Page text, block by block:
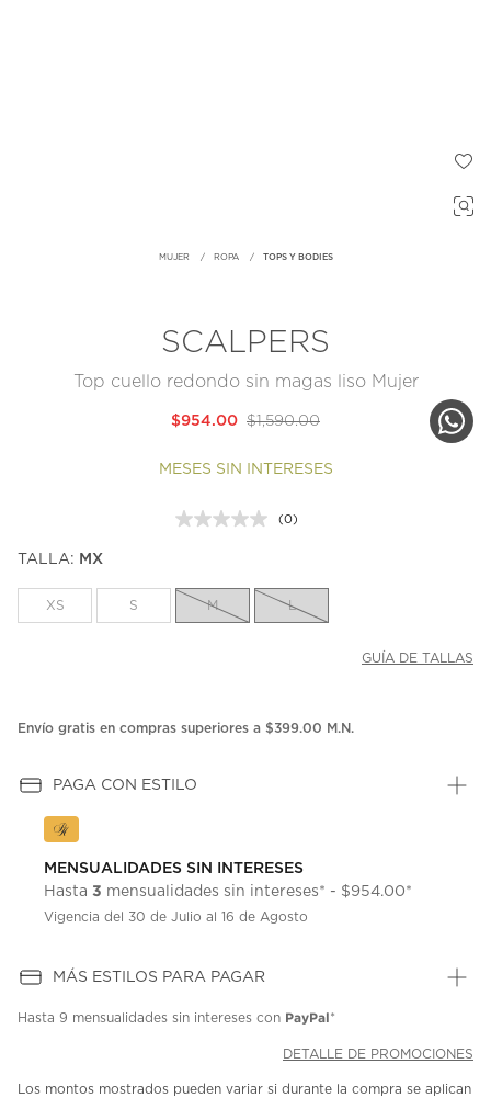
MUJER ROPA TOPS Y BODIES
SCALPERS
Top cuello redondo sin magas liso Mujer
$1,590.00
$954.00
MESES SIN INTERESES
Sin
la
misma
(0)
TALLA: MX
XS S M L
GUÍA DE TALLAS
Envío gratis en compras superiores a $399.00 M.N.
PAGA CON ESTILO
MENSUALIDADES SIN INTERESES
Hasta 3 mensualidades sin intereses* - $954.00*
Vigencia del 30 de Julio al 16 de Agosto
MÁS ESTILOS PARA PAGAR
Hasta 9 mensualidades sin intereses con PayPal*
DETALLE DE PROMOCIONES
Los montos mostrados pueden variar si durante la compra se aplican